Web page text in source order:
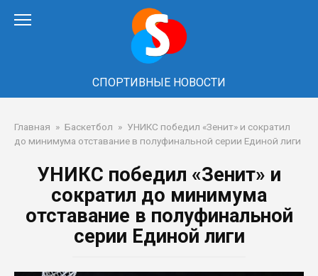
СПОРТИВНЫЕ НОВОСТИ
Главная » Баскетбол » УНИКС победил «Зенит» и сократил
до минимума отставание в полуфинальной серии Единой лиги
УНИКС победил «Зенит» и
сократил до минимума
отставание в полуфинальной
серии Единой лиги